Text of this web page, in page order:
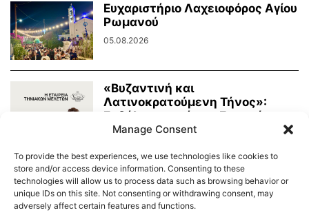
Ευχαριστήριο Λαχειοφόρος Αγίου
Ρωμανού
05.08.2026
«Βυζαντινή και
Λατινοκρατούμενη Τήνος»:
Εκδήλωση από την Εταιρεία
Τηνιακών Μελετών
Manage Consent
To provide the best experiences, we use technologies like cookies to
store and/or access device information. Consenting to these
technologies will allow us to process data such as browsing behavior or
unique IDs on this site. Not consenting or withdrawing consent, may
adversely affect certain features and functions.